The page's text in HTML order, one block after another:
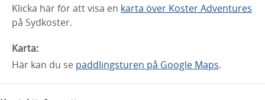
Klicka här för att visa en karta över Koster Adventures
på Sydkoster.
Karta:
Här kan du se paddlingsturen på Google Maps.